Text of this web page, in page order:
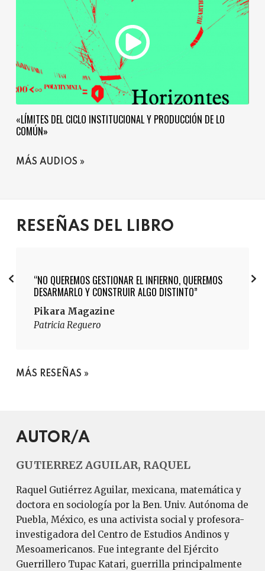
«LÍMITES DEL CICLO INSTITUCIONAL Y PRODUCCIÓN DE LO
COMÚN»
MÁS AUDIOS
RESEÑAS DEL LIBRO
“NO QUEREMOS GESTIONAR EL INFIERNO, QUEREMOS
DESARMARLO Y CONSTRUIR ALGO DISTINTO”
Pikara Magazine
Patricia Reguero
MÁS RESEÑAS
AUTOR/A
GUTIERREZ AGUILAR, RAQUEL
Raquel Gutiérrez Aguilar, mexicana, matemática y
doctora en sociología por la Ben. Univ. Autónoma de
Puebla, México, es una activista social y profesora-
investigadora del Centro de Estudios Andinos y
Mesoamericanos. Fue integrante del Ejército
Guerrillero Tupac Katari, guerrilla principalmente